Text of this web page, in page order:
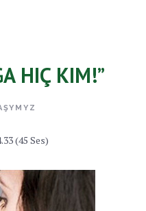
HIÇ KIM!”
(45 Ses)